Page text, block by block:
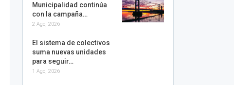
Municipalidad continúa
con la campaña…
2 Ago, 2026
El sistema de colectivos
suma nuevas unidades
para seguir…
1 Ago, 2026